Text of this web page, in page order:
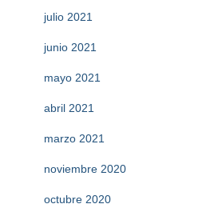
julio 2021
junio 2021
mayo 2021
abril 2021
marzo 2021
noviembre 2020
octubre 2020